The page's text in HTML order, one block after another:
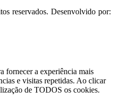
reservados. Desenvolvido por:
fornecer a experiência mais
e visitas repetidas. Ao clicar
de TODOS os cookies.